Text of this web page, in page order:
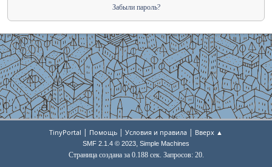
Забыли пароль?
TinyPortal | Помощь | Условия и правила | Вверх ▲
SMF 2.1.4 © 2023, Simple Machines
Страница создана за 0.188 сек. Запросов: 20.